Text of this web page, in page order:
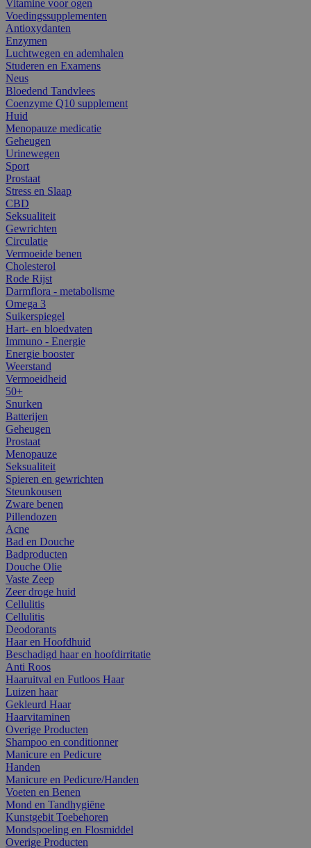
Vitamine voor ogen
Voedingssupplementen
Antioxydanten
Enzymen
Luchtwegen en ademhalen
Studeren en Examens
Neus
Bloedend Tandvlees
Coenzyme Q10 supplement
Huid
Menopauze medicatie
Geheugen
Urinewegen
Sport
Prostaat
Stress en Slaap
CBD
Seksualiteit
Gewrichten
Circulatie
Vermoeide benen
Cholesterol
Rode Rijst
Darmflora - metabolisme
Omega 3
Suikerspiegel
Hart- en bloedvaten
Immuno - Energie
Energie booster
Weerstand
Vermoeidheid
50+
Snurken
Batterijen
Geheugen
Prostaat
Menopauze
Seksualiteit
Spieren en gewrichten
Steunkousen
Zware benen
Pillendozen
Acne
Bad en Douche
Badproducten
Douche Olie
Vaste Zeep
Zeer droge huid
Cellulitis
Cellulitis
Deodorants
Haar en Hoofdhuid
Beschadigd haar en hoofdirritatie
Anti Roos
Haaruitval en Futloos Haar
Luizen haar
Gekleurd Haar
Haarvitaminen
Overige Producten
Shampoo en conditionner
Manicure en Pedicure
Handen
Manicure en Pedicure/Handen
Voeten en Benen
Mond en Tandhygiëne
Kunstgebit Toebehoren
Mondspoeling en Flosmiddel
Overige Producten